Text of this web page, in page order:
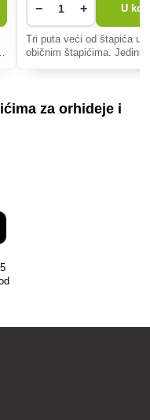
− + U
Tri puta veći od štapića u
običnim štapićima.
za orhideje i